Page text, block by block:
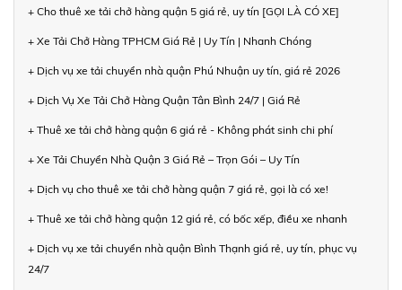
+ Cho thuê xe tải chở hàng quận 5 giá rẻ, uy tín [GỌI LÀ CÓ XE]
+ Xe Tải Chở Hàng TPHCM Giá Rẻ | Uy Tín | Nhanh Chóng
+ Dịch vụ xe tải chuyển nhà quận Phú Nhuận uy tín, giá rẻ 2026
+ Dịch Vụ Xe Tải Chở Hàng Quận Tân Bình 24/7 | Giá Rẻ
+ Thuê xe tải chở hàng quận 6 giá rẻ - Không phát sinh chi phí
+ Xe Tải Chuyển Nhà Quận 3 Giá Rẻ – Trọn Gói – Uy Tín
+ Dịch vụ cho thuê xe tải chở hàng quận 7 giá rẻ, gọi là có xe!
+ Thuê xe tải chở hàng quận 12 giá rẻ, có bốc xếp, điều xe nhanh
+ Dịch vụ xe tải chuyển nhà quận Bình Thạnh giá rẻ, uy tín, phục vụ
24/7